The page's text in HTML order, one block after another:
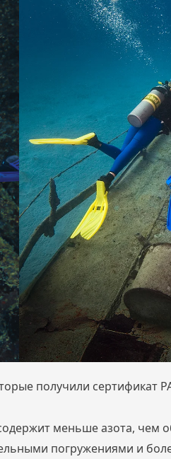
получили сертификат
меньше азота,
погружениями и